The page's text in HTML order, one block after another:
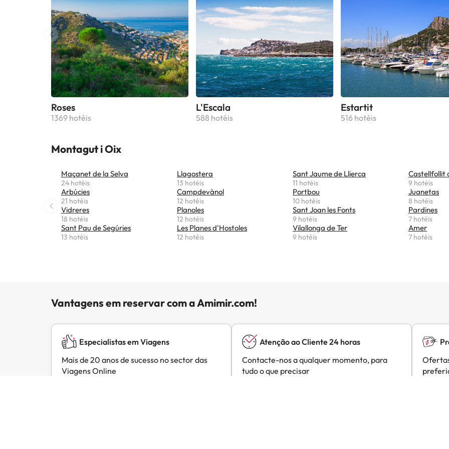
Roses
1369 hotéis
L'Escala
588 hotéis
Estartit
516 hotéis
Montagut i Oix
Maçanet de la Selva
24 hotéis
Arbúcies
21 hotéis
Vidreres
18 hotéis
Sant Pau de Segúries
13 hotéis
Llagostera
13 hotéis
Campdevànol
12 hotéis
Planoles
12 hotéis
Les Planes d'Hostoles
12 hotéis
Sant Jaume de Llierca
11 hotéis
Portbou
10 hotéis
Sant Joan les Fonts
9 hotéis
Vilallonga de Ter
9 hotéis
Castellfollit
9 hotéis
Juanetas
8 hotéis
Pardines
7 hotéis
Amer
7 hotéis
Vantagens em reservar com a Amimir.com!
Especialistas em Viagens
Mais de 20 anos de sucesso no sector das
Viagens Online
Atenção ao Cliente 24 horas
Contacte-nos a qualquer momento, para
tudo o que precisar